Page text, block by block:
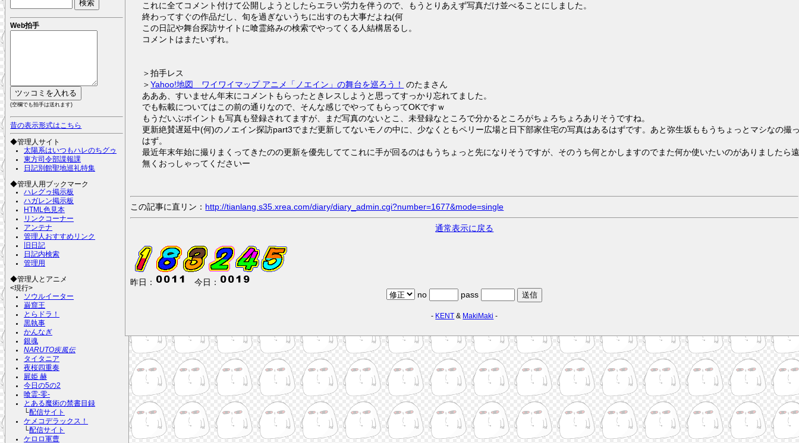
Web拍手
(空欄でも拍手は送れます)
昔の表示形式はこちら
◆管理人サイト
太陽系はいつもハレのちグゥ
東方司令部諜報課
日記別館聖地巡礼特集
◆管理人用ブックマーク
ハレグゥ掲示板
ハガレン掲示板
HTML色見本
リンクコーナー
アンテナ
管理人おすすめリンク
旧日記
日記内検索
管理用
◆管理人とアニメ
<現行>
ソウルイーター
巌窟王
とらドラ！
黒執事
かんなぎ
銀魂
NARUTO疾風伝
タイタニア
夜桜四重奏
屍姫 赫
今日の5の2
喰霊-零-
とある魔術の禁書目録
└配信サイト
ケメコデラックス！
└配信サイト
ケロロ軍曹
これに全てコメント付けて公開しようとしたらエラい労力を伴うので、もうとりあえず写真だけ並べることにしました。
終わってすぐの作品だし、旬を過ぎないうちに出すのも大事だよね(何
この日記や舞台探訪サイトに喰霊絡みの検索でやってくる人結構居るし。
コメントはまたいずれ。
＞拍手レス
＞Yahoo!地図 ワイワイマップ アニメ「ノエイン」の舞台を巡ろう！
のたまさん
あああ、すいません年末にコメントもらったときレスしようと思ってすっかり忘れてました。
でも転載についてはこの前の通りなので、そんな感じでやってもらってOKですｗ
もうだいぶポイントも写真も登録されてますが、まだ写真のないとこ、未登録なところで分かるところがちょろちょろありそうですね。
更新絶賛遅延中(何)のノエイン探訪part3でまだ更新してないモノの中に、少なくともペリー広場と日下部家住宅の写真はあるはずです。あと弥生坂ももうちょっとマシなの撮
はず。
最近年末年始に撮りまくってきたのの更新を優先しててこれに手が回るのはもうちょっと先になりそうですが、そのうち何とかしますのでまた何か使いたいのがありましたら
無くおっしゃってくださいー
この記事に直リン： http://tianlang.s35.xrea.com/diary/diary_admin.cgi?number=1677&mode=single
通常表示に戻る
昨日：
今日：
no
pass
- KENT & MakiMaki -